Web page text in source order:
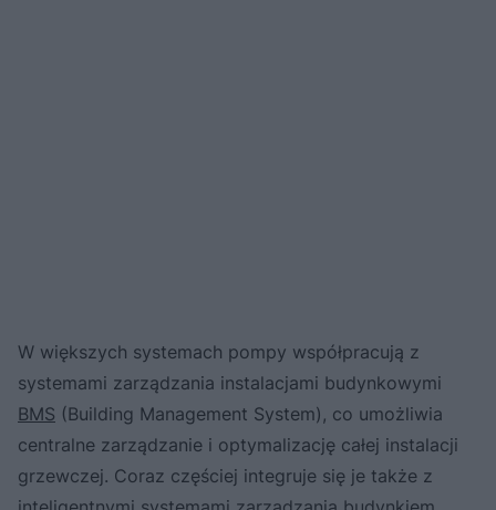
W większych systemach pompy współpracują z
systemami zarządzania instalacjami budynkowymi
BMS (Building Management System), co umożliwia
centralne zarządzanie i optymalizację całej instalacji
grzewczej. Coraz częściej integruje się je także z